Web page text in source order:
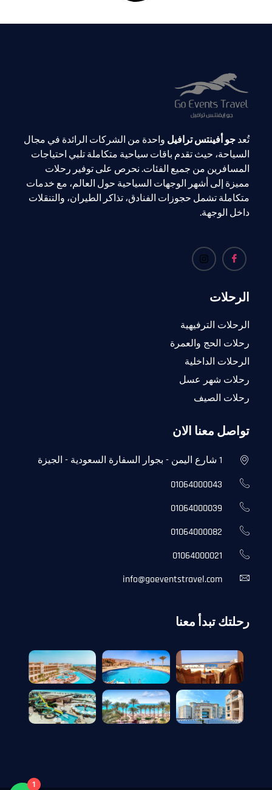
تُعدجو أفينتس ترافيل واحدة من الشركات الرائدة في مجال
السياحة، حيث تقدم باقات سياحية متكاملة تلبي احتياجات
المسافرين من جميع الفئات. نحرص على توفير رحلات
مميزة إلى أشهر الوجهات السياحية حول العالم، مع خدمات
متكاملة تشمل حجوزات الفنادق، تذاكر الطيران، والتنقلات
داخل الوجهة.
الرحلات
الرحلات الترفيهية
رحلات الحج والعمرة
الرحلات الداخلية
رحلات شهر عسل
رحلات الصيف
تواصل معنا الان
1 شارع اليمن - بجوار السفارة السعودية - الجيزة
01064000043
01064000039
01064000082
01064000021
info@goeventstravel.com
رحلتك تبدأ معنا
1